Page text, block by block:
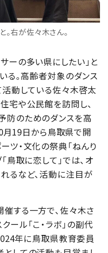
。右が佐々木さん。
ーの多い県にしたい」と
。高齢者対象のダンス
活動している佐々木啓太
宅や公民館を訪問し、
防のためのダンスを高
月19日から鳥取県で開
ツ・文化の祭典「ねんり
鳥取に恋して」では、オ
るなど、活動に注目が
する一方で、佐々木さ
ール「こ・ラボ」の副代
年に鳥取県教育委員